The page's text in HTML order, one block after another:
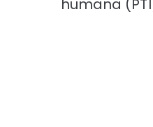
humana